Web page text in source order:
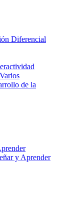
Diferencial
de la
y Aprender